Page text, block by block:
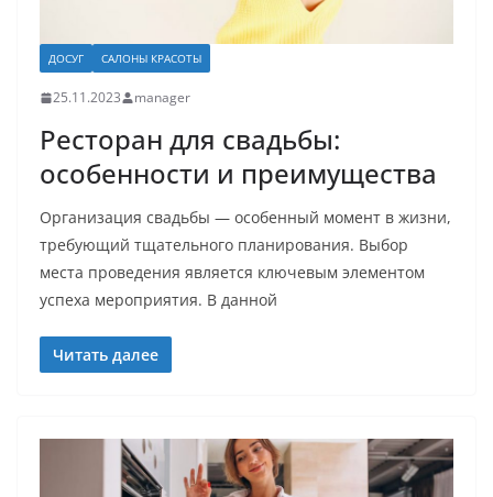
ДОСУГ САЛОНЫ КРАСОТЫ
25.11.2023 manager
Ресторан для свадьбы:
особенности и преимущества
Организация свадьбы — особенный момент в жизни,
требующий тщательного планирования. Выбор
места проведения является ключевым элементом
успеха мероприятия. В данной
Читать далее